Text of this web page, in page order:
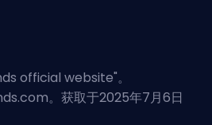
official website"。
。获取于2025年7月6日